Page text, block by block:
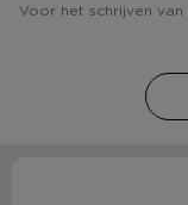
Voor het schrijven